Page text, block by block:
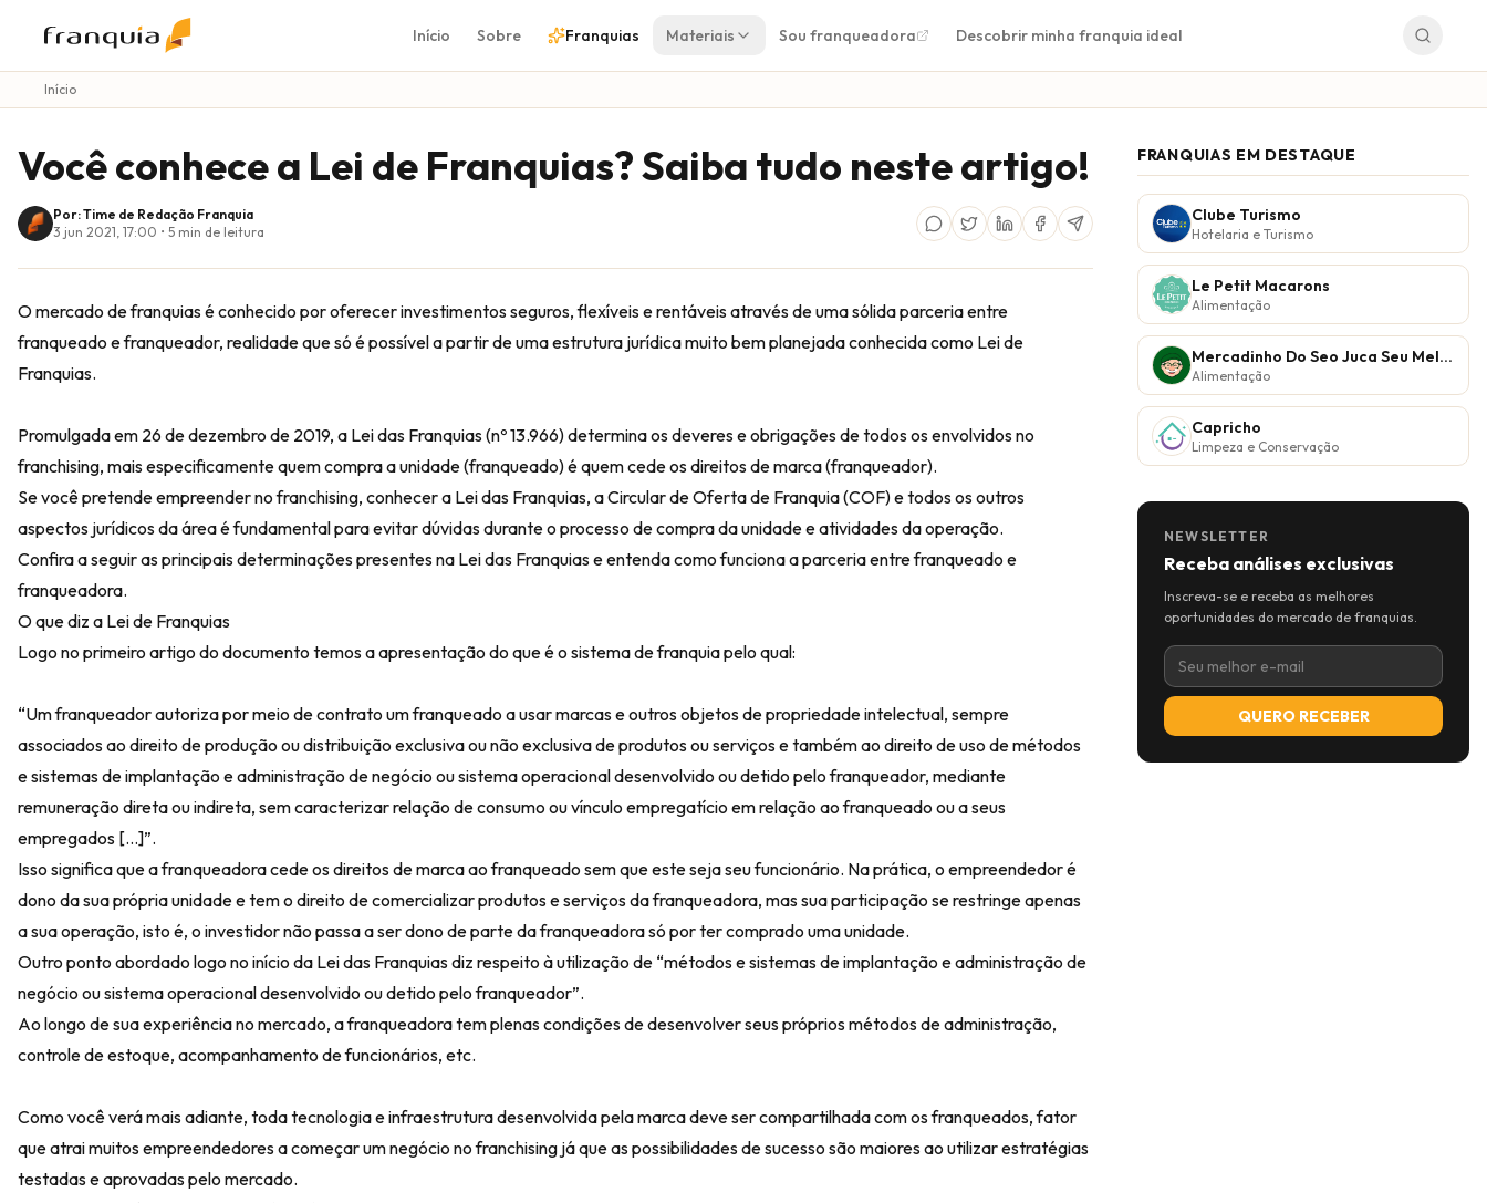
Início Sobre Franquias Materiais Sou franqueadora Descobrir minha franquia ideal
Início
Você conhece a Lei de Franquias? Saiba tudo neste artigo!
Por: Time de Redação Franquia
3 jun 2021, 17:00 • 5 min de leitura
O mercado de franquias é conhecido por oferecer investimentos seguros, flexíveis e rentáveis através de uma sólida parceria entre
franqueado e franqueador, realidade que só é possível a partir de uma estrutura jurídica muito bem planejada conhecida como Lei de
Franquias.
Promulgada em 26 de dezembro de 2019, a Lei das Franquias (nº 13.966) determina os deveres e obrigações de todos os envolvidos no
franchising, mais especificamente quem compra a unidade (franqueado) é quem cede os direitos de marca (franqueador).
Se você pretendeempreender no franchising, conhecer a Lei das Franquias, a Circular de Oferta de Franquia (COF) e todos os outros
aspectos jurídicos da área é fundamental para evitar dúvidas durante o processo de compra da unidade e atividades da operação.
Confira a seguir as principais determinações presentes na Lei das Franquias e entenda como funciona a parceria entre franqueado e
franqueadora.
O que diz a Lei de Franquias
Logo no primeiro artigo do documento temos a apresentação do que é o sistema de franquiapelo qual:
“Um franqueador autoriza por meio de contrato um franqueado a usar marcas e outros objetos de propriedade intelectual, sempre
associados ao direito de produção ou distribuição exclusiva ou não exclusiva de produtos ou serviços e também ao direito de uso de métodos
e sistemas de implantação e administração de negócio ou sistema operacional desenvolvido ou detido pelo franqueador, mediante
remuneração direta ou indireta, sem caracterizar relação de consumo ou vínculo empregatício em relação ao franqueado ou a seus
empregados […]”.
Isso significa que a franqueadora cede os direitos de marca ao franqueado sem que este seja seu funcionário. Na prática, o empreendedor é
dono da sua própria unidade e tem o direito de comercializar produtos e serviços da franqueadora, mas sua participação se restringe apenas
a sua operação, isto é, o investidor não passa a ser dono de parte da franqueadora só por ter comprado uma unidade.
Outro ponto abordado logo no início da Lei das Franquias diz respeito à utilização de “métodos e sistemas de implantação e administração de
negócio ou sistema operacional desenvolvido ou detido pelo franqueador”.
Ao longo de sua experiência no mercado, a franqueadora tem plenas condições de desenvolver seus próprios métodos de administração,
controle de estoque, acompanhamento de funcionários, etc.
Como você verá mais adiante, toda tecnologia e infraestrutura desenvolvida pela marca deve ser compartilhada com os franqueados, fator
que atrai muitos empreendedores a começar um negócio no franchising já que as possibilidades de sucesso são maiores ao utilizar estratégias
testadas e aprovadas pelo mercado.
FRANQUIAS EM DESTAQUE
Clube Turismo
Hotelaria e Turismo
Le Petit Macarons
Alimentação
Mercadinho Do Seo Juca Seu Melhor Vizinho
Alimentação
Capricho
Limpeza e Conservação
NEWSLETTER
Receba análises exclusivas
Inscreva-se e receba as melhores
oportunidades do mercado de franquias.
QUERO RECEBER